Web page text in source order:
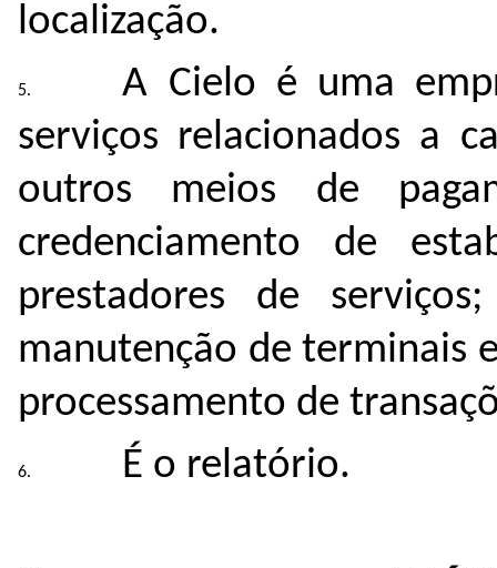
localização.
A Cielo é uma
serviços relacionados a
outros meios de
credenciamento de
prestadores de
manutenção de terminais
processamento de
É o relatório.